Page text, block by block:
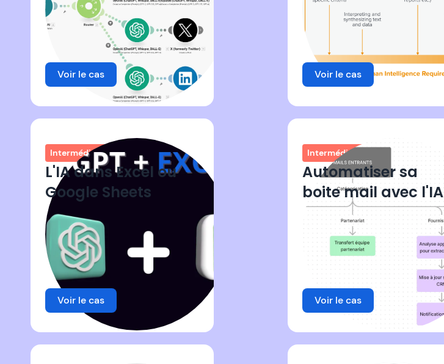
Voir le cas Voir le cas
Intermédiaire
L'IA dans Excel ou
Google Sheets
Voir le cas
Intermédiaire
Automatiser sa
boite mail avec l'IA
Voir le cas